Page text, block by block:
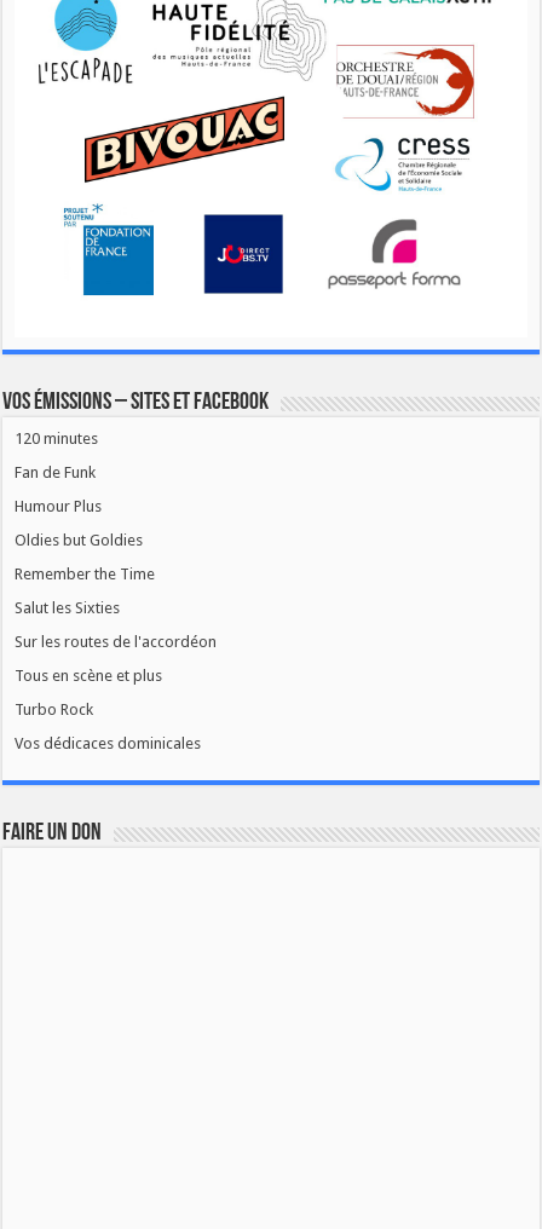
Vos émissions – Sites et Facebook
120 minutes
Fan de Funk
Humour Plus
Oldies but Goldies
Remember the Time
Salut les Sixties
Sur les routes de l'accordéon
Tous en scène et plus
Turbo Rock
Vos dédicaces dominicales
FAIRE UN DON